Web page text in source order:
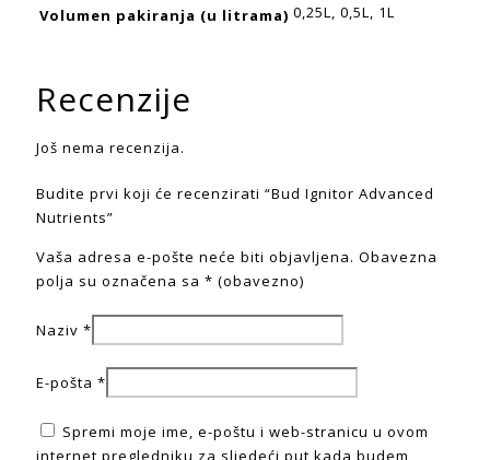
Volumen pakiranja (u litrama) 0,25L, 0,5L, 1L
Recenzije
Još nema recenzija.
Budite prvi koji će recenzirati “Bud Ignitor Advanced
Nutrients”
Vaša adresa e-pošte neće biti objavljena. Obavezna
polja su označena sa * (obavezno)
Naziv *
E-pošta *
Spremi moje ime, e-poštu i web-stranicu u ovom
internet pregledniku za sljedeći put kada budem